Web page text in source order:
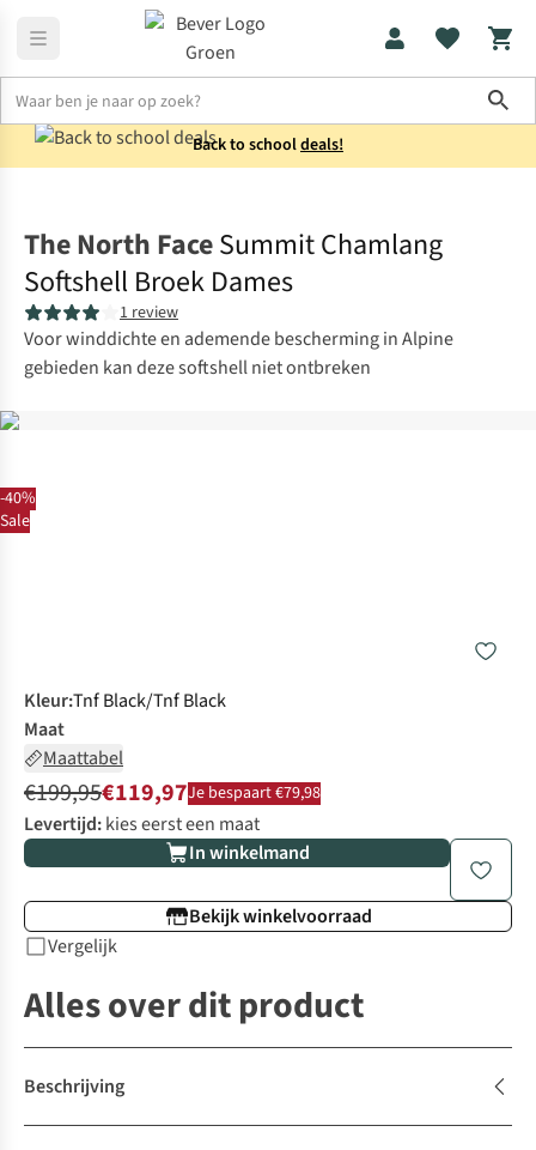
Back to schooldeals!
-40%
Sale
The North FaceSummit Chamlang
Softshell Broek Dames
1 review
Voor winddichte en ademende bescherming in Alpine
gebieden kan deze softshell niet ontbreken
Kleur:Tnf Black/Tnf Black
Maat
Maattabel
€199,95€119,97Je bespaart €79,98
Levertijd:kies eerst een maat
In winkelmand
Bekijk winkelvoorraad
Vergelijk
Alles over dit product
Beschrijving